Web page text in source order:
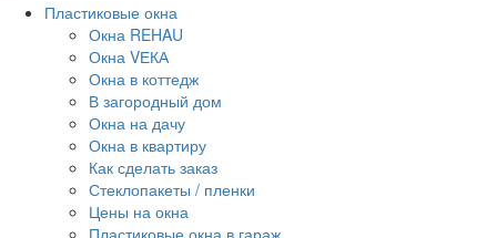
Пластиковые окна
Окна REHAU
Окна VЕКА
Окна в коттедж
В загородный дом
Окна на дачу
Окна в квартиру
Как сделать заказ
Стеклопакеты / пленки
Цены на окна